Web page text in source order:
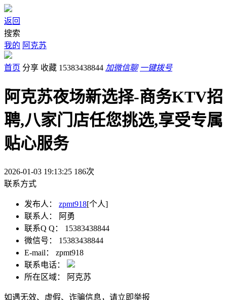
返回
搜索
我的 阿克苏
首页 分享 收藏 15383438844 加微信聊 一键拨号
阿克苏夜场新选择-商务KTV招
聘,八家门店任您挑选,享受专属
贴心服务
2026-01-03 19:13:25 186次
联系方式
发布人： zpmt918[个人]
联系人：
阿勇
联系Q Q：
15383438844
微信号：
15383438844
E-mail：
zpmt918
联系电话：
所在区域：
阿克苏
如遇无效、虚假、诈骗信息，请立即举报